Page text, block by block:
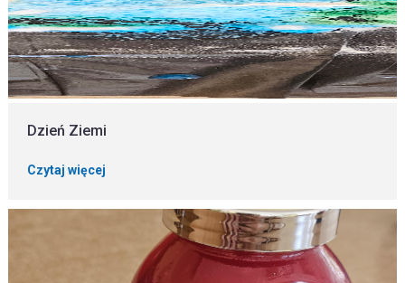
Dzień Ziemi
Czytaj więcej